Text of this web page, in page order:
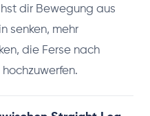
dir Bewegung aus
senken, mehr
die Ferse nach